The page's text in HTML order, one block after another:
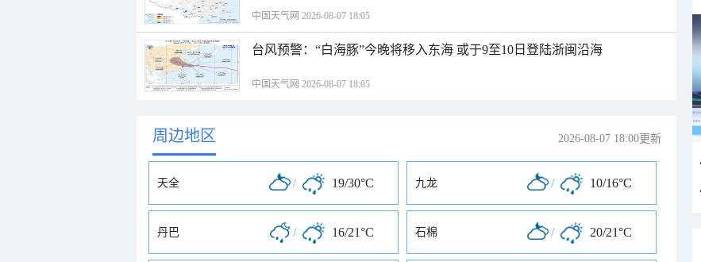
中国天气网 2026-08-07 18:05
台风预警：“白海豚”今晚将移入东海 或于9至10日登陆浙闽沿海
中国天气网 2026-08-07 18:05
周边地区 2026-08-07 18:00更新
天全 / 19/30°C 九龙 / 10/16°C
丹巴 / 16/21°C 石棉 / 20/21°C